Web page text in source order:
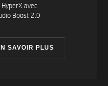
avec
Boost 2.0
SAVOIR PLUS